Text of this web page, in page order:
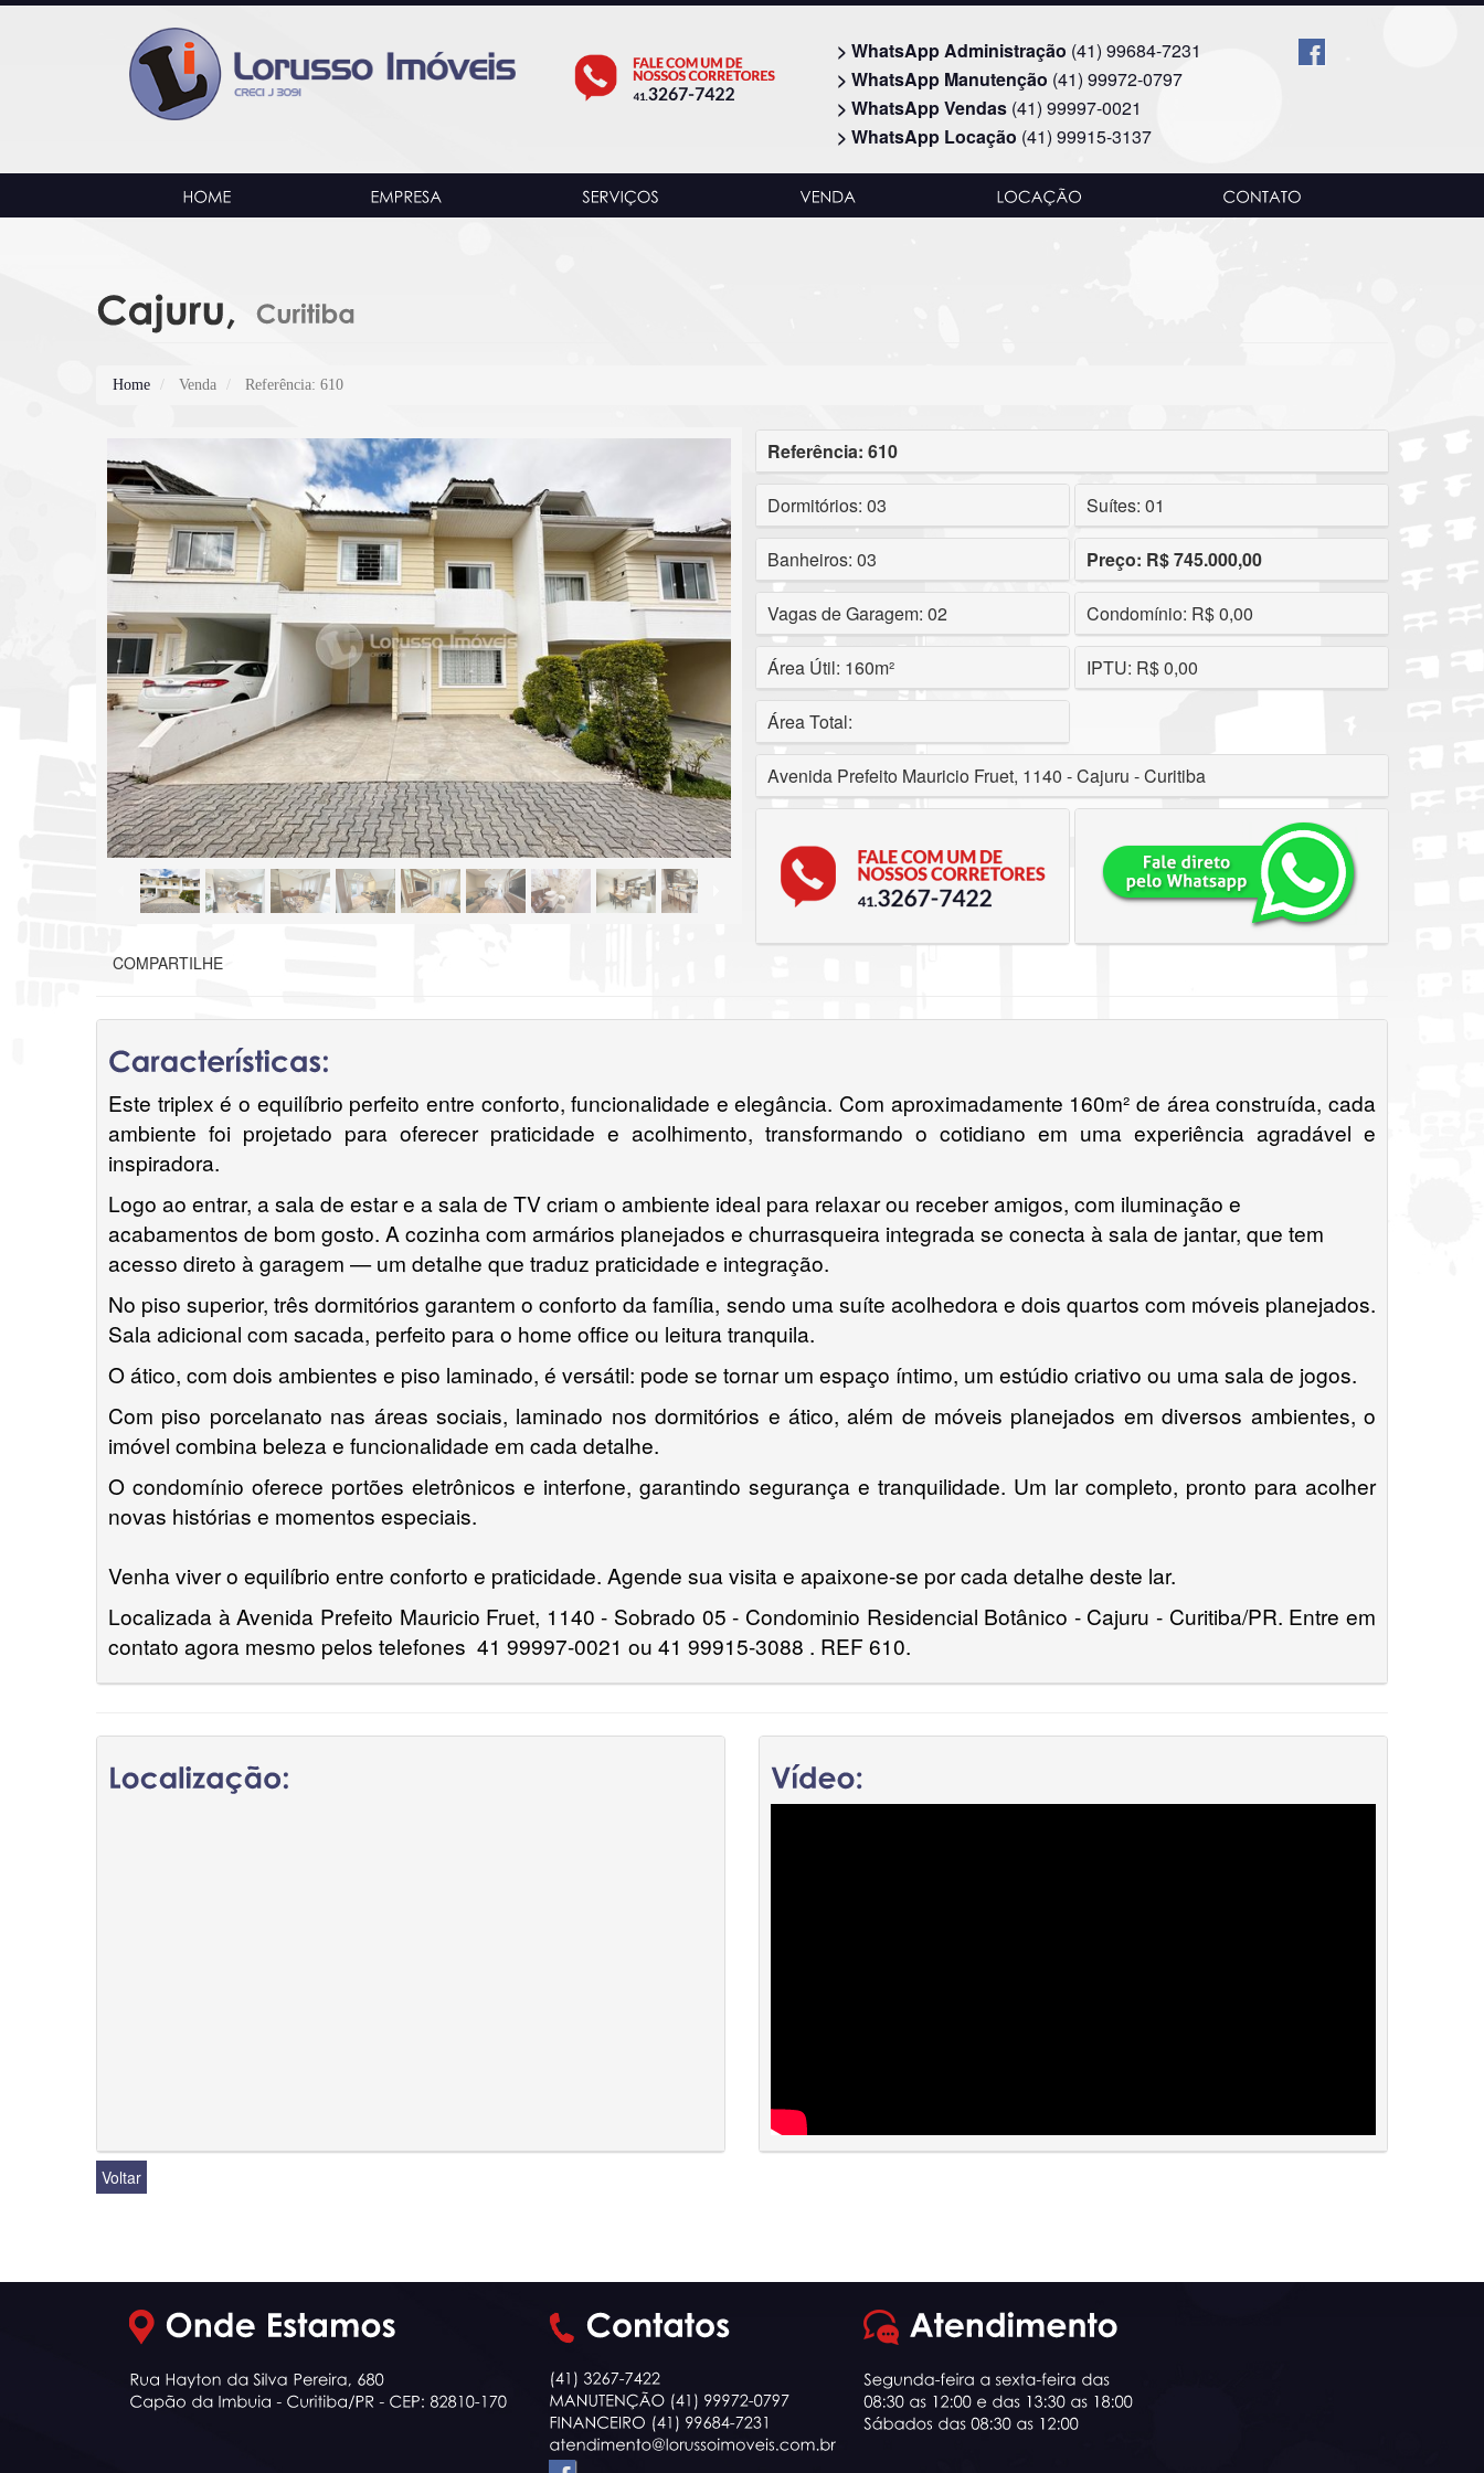
> WhatsApp Administração (41) 99684-7231
> WhatsApp Manutenção (41) 99972-0797
> WhatsApp Vendas (41) 99997-0021
> WhatsApp Locação (41) 99915-3137
Home Venda Referência: 610
COMPARTILHE
Referência: 610
Dormitórios: 03 Suítes: 01
Banheiros: 03 Preço: R$ 745.000,00
Vagas de Garagem: 02 Condomínio: R$ 0,00
Área Útil: 160m² IPTU: R$ 0,00
Área Total:
Avenida Prefeito Mauricio Fruet, 1140 - Cajuru - Curitiba
Este triplex é o equilíbrio perfeito entre conforto, funcionalidade e elegância. Com aproximadamente 160m² de área construída, cada
ambiente foi projetado para oferecer praticidade e acolhimento, transformando o cotidiano em uma experiência agradável e
inspiradora.
Logo ao entrar, a sala de estar e a sala de TV criam o ambiente ideal para relaxar ou receber amigos, com iluminação e
acabamentos de bom gosto. A cozinha com armários planejados e churrasqueira integrada se conecta à sala de jantar, que tem
acesso direto à garagem — um detalhe que traduz praticidade e integração.
No piso superior, três dormitórios garantem o conforto da família, sendo uma suíte acolhedora e dois quartos com móveis planejados.
Sala adicional com sacada, perfeito para o home office ou leitura tranquila.
O ático, com dois ambientes e piso laminado, é versátil: pode se tornar um espaço íntimo, um estúdio criativo ou uma sala de jogos.
Com piso porcelanato nas áreas sociais, laminado nos dormitórios e ático, além de móveis planejados em diversos ambientes, o
imóvel combina beleza e funcionalidade em cada detalhe.
O condomínio oferece portões eletrônicos e interfone, garantindo segurança e tranquilidade. Um lar completo, pronto para acolher
novas histórias e momentos especiais.
Venha viver o equilíbrio entre conforto e praticidade. Agende sua visita e apaixone-se por cada detalhe deste lar.
Localizada à Avenida Prefeito Mauricio Fruet, 1140 - Sobrado 05 - Condominio Residencial Botânico - Cajuru - Curitiba/PR. Entre em
contato agora mesmo pelos telefones 41 99997-0021 ou 41 99915-3088 . REF 610.